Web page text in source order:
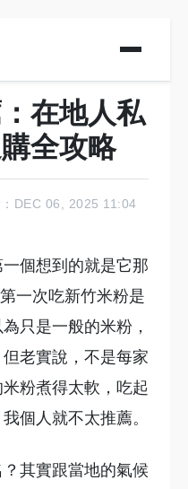
在地人私
全攻略
DEC 06, 2025 11:04
個想到的就是它那
一次吃新竹米粉是
只是一般的米粉，
老實說，不是每家
粉煮得太軟，吃起
個人就不太推薦。
其實跟當地的氣候